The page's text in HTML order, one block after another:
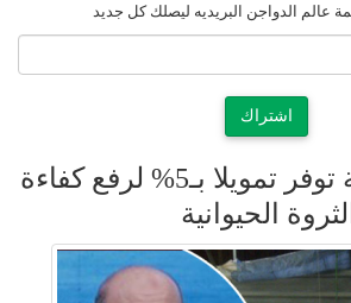
عالم الدواجن البريديه ليصلك كل جديد
اشتراك
الزراعة: الدولة توفر تمويلا بـ5% لرفع كفاءة
الحيوانية